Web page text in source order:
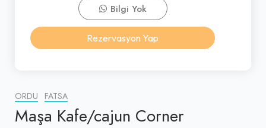
ORDU FATSA
Maşa Kafe/cajun Corner
Bilgi Yok
Rezervasyon Yap